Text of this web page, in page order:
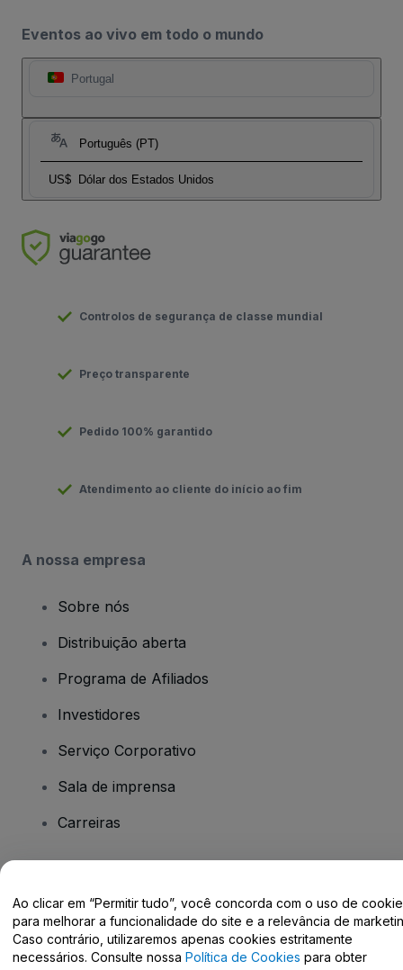
Eventos ao vivo em todo o mundo
Portugal
Português (PT)
US$ Dólar dos Estados Unidos
Controlos de segurança de classe mundial
Preço transparente
Pedido 100% garantido
Atendimento ao cliente do início ao fim
A nossa empresa
Sobre nós
Distribuição aberta
Programa de Afiliados
Investidores
Serviço Corporativo
Sala de imprensa
Carreiras
Centro de Ajuda / Fale Conosco
Ao clicar em “Permitir tudo”, você concorda com o uso de
para melhorar a funcionalidade do site e a relevância de
Caso contrário, utilizaremos apenas cookies estritamente
necessários. Consulte nossa Política de Cookies para obter